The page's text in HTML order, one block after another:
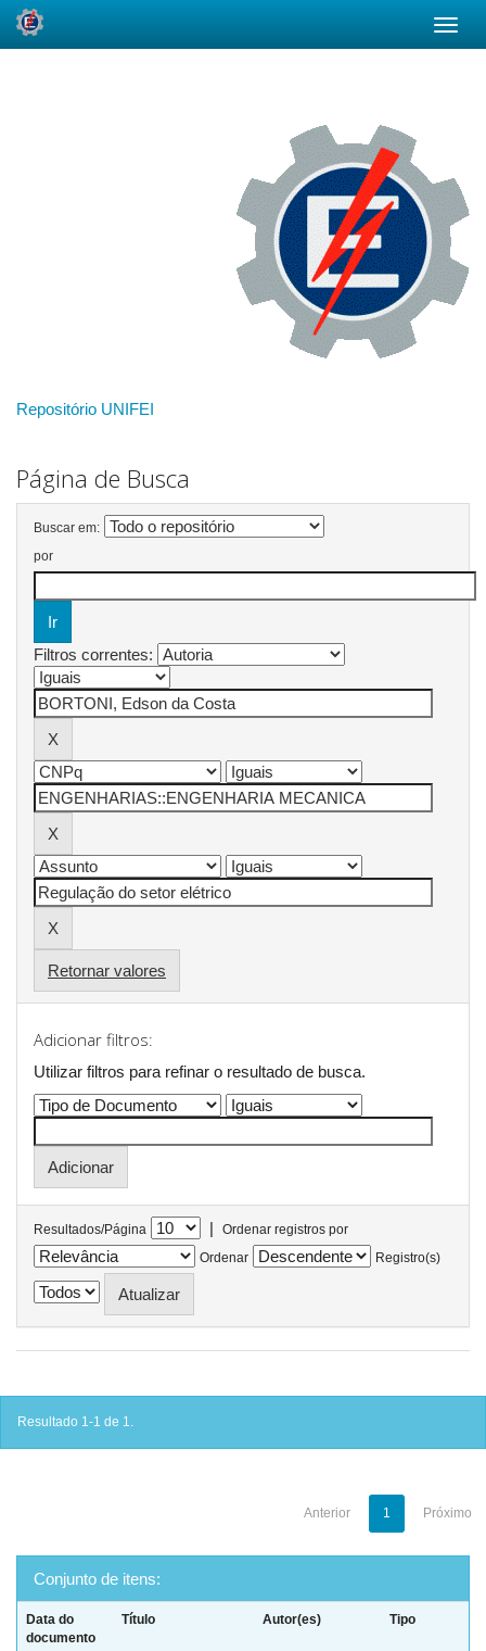
Repositório UNIFEI
Página de Busca
Buscar em:
por
Filtros correntes:
Retornar valores
Adicionar filtros:
Utilizar filtros para refinar o resultado de busca.
Resultados/Página |
Ordenar registros por
Ordenar
Registro(s)
Resultado 1-1 de 1.
Anterior 1 Próximo
Conjunto de itens:
Data do
documento
Título Autor(es) Tipo